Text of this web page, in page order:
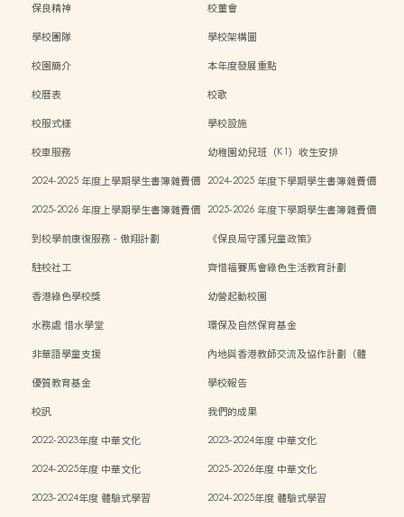
保良精神
校董會
學校團隊
學校架構圖
校園簡介
本年度發展重點
校曆表
校歌
校服式樣
學校設施
校車服務
幼稚園幼兒班（K1）收生安排
2024-2025 年度上學期學生書簿雜費價 2024-2025 年度下學期學生書簿雜費價
2025-2026 年度上學期學生書簿雜費價 2025-2026 年度下學期學生書簿雜費價
到校學前康復服務 - 傲翔計劃
《保良局守護兒童政策》
駐校社工
齊惜福賽馬會綠色生活教育計劃
香港綠色學校獎
幼營起動校園
水務處 惜水學堂
環保及自然保育基金
非華語學童支援
內地與香港教師交流及協作計劃（體
優質教育基金
學校報告
校訊
我們的成果
2022-2023年度 中華文化
2023-2024年度 中華文化
2024-2025年度 中華文化
2025-2026年度 中華文化
2023-2024年度 體驗式學習
2024-2025年度 體驗式學習